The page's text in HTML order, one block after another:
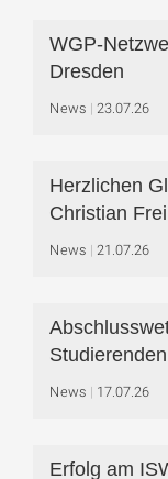
WGP-
Dresden
News 23.07.26
Herzlichen
Christian
News 21.07.26
News 17.07.26
Erfolg am